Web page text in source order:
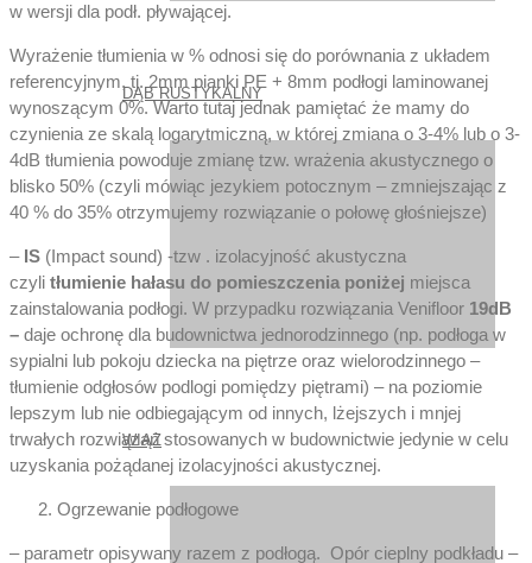
DĄB RUSTYKALNY
WIĄZ
w wersji dla podł. pływającej.
Wyrażenie tłumienia w % odnosi się do porównania z układem
referencyjnym, tj. 2mm pianki PE + 8mm podłogi laminowanej
wynoszącym 0%. Warto tutaj jednak pamiętać że mamy do
czynienia ze skalą logarytmiczną, w której zmiana o 3-4% lub o 3-
4dB tłumienia powoduje zmianę tzw. wrażenia akustycznego o
blisko 50% (czyli mówiąc jezykiem potocznym – zmniejszając z
40 % do 35% otrzymujemy rozwiązanie o połowę głośniejsze)
– IS (Impact sound) -tzw . izolacyjność akustyczna
czyli tłumienie hałasu do pomieszczenia poniżej miejsca
zainstalowania podłogi. W przypadku rozwiązania Venifloor 19dB
– daje ochronę dla budownictwa jednorodzinnego (np. podłoga w
sypialni lub pokoju dziecka na piętrze oraz wielorodzinnego –
tłumienie odgłosów podlogi pomiędzy piętrami) – na poziomie
lepszym lub nie odbiegającym od innych, lżejszych i mnjej
trwałych rozwiązań stosowanych w budownictwie jedynie w celu
uzyskania pożądanej izolacyjności akustycznej.
Ogrzewanie podłogowe
– parametr opisywany razem z podłogą. Opór cieplny podkładu –